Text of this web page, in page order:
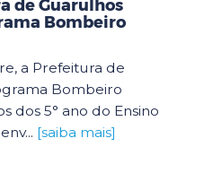
de Guarulhos
Bombeiro
a Prefeitura de
Bombeiro
dos 5° ano do Ensino
[saiba mais]